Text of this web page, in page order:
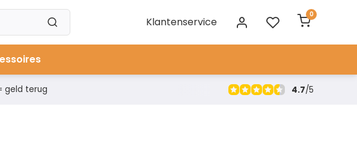
Klantenservice
0
geld terug 4.7/5